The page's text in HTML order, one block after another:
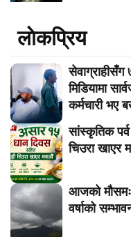
लाेकप्रिय
मिडियामा
कर्मचारी भए
सांस्कृतिक
चिउरा खाएर
आजको मौसमः
वर्षाको